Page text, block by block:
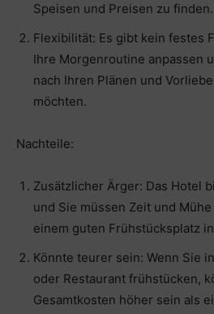
Speisen und Preisen zu finden.
Flexibilität: Es gibt kein festes
Ihre Morgenroutine anpassen
nach Ihren Plänen und
möchten.
Nachteile:
Zusätzlicher Ärger: Das Hotel
und Sie müssen Zeit und
einem guten Frühstücksplatz
Könnte teurer sein: Wenn Sie
oder Restaurant frühstücken,
Gesamtkosten höher sein als